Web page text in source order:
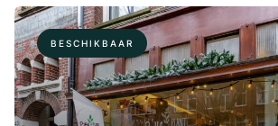
BESCHIKBAAR